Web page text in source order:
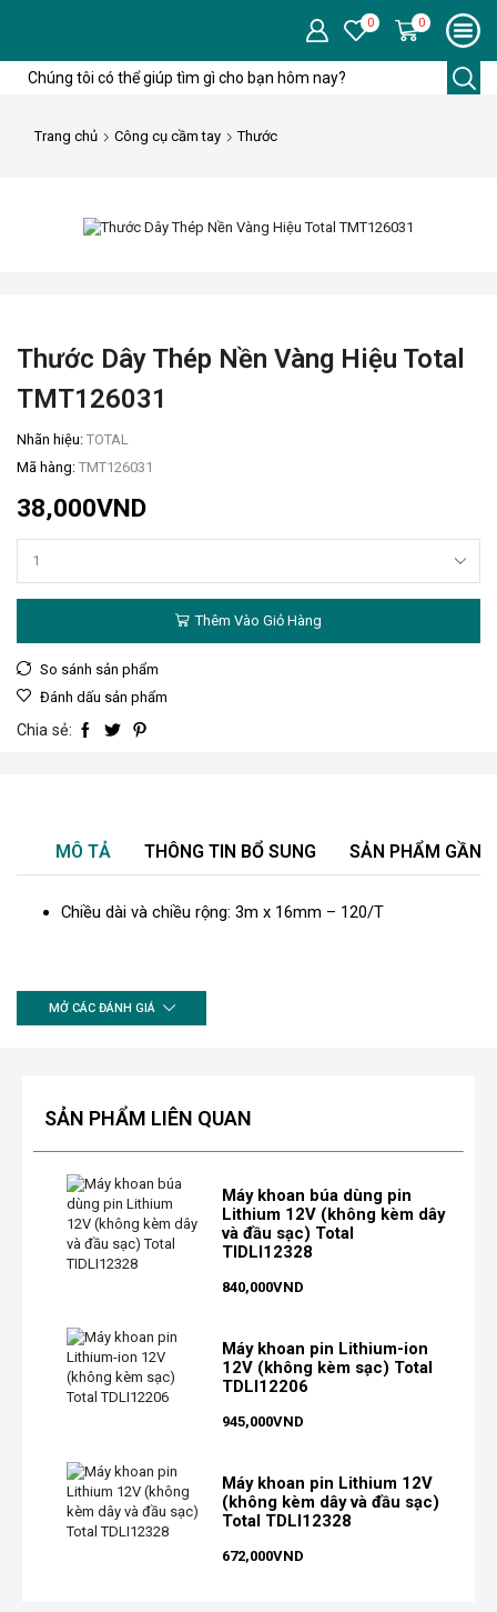
0 0
Trang chủ Công cụ cầm tay Thước
Thước Dây Thép Nền Vàng Hiệu Total
TMT126031
Nhãn hiệu: TOTAL
Mã hàng: TMT126031
38,000VND
Thêm Vào Giỏ Hàng
So sánh sản phẩm
Đánh dấu sản phẩm
Chia sẻ:
MÔ TẢ THÔNG TIN BỔ SUNG SẢN PHẨM GẦN
Chiều dài và chiều rộng: 3m x 16mm – 120/T
MỞ CÁC ĐÁNH GIÁ
SẢN PHẨM LIÊN QUAN
Máy khoan búa dùng pin
Lithium 12V (không kèm dây
và đầu sạc) Total
TIDLI12328
840,000VND
Máy khoan pin Lithium-ion
12V (không kèm sạc) Total
TDLI12206
945,000VND
Máy khoan pin Lithium 12V
(không kèm dây và đầu sạc)
Total TDLI12328
672,000VND